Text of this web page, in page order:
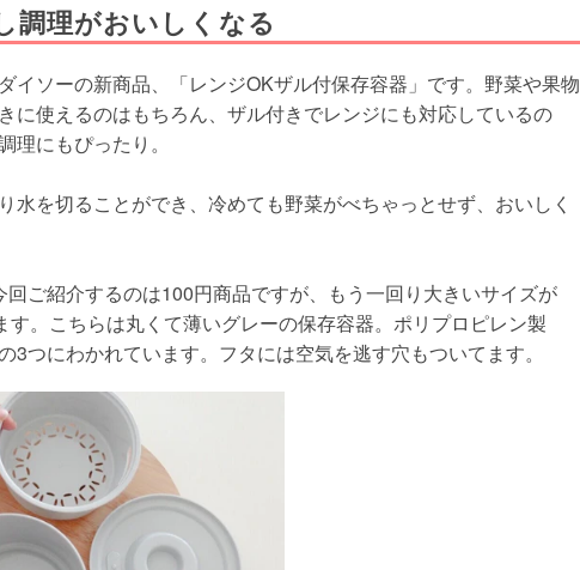
調理がおいしくなる
イソーの新商品、「レンジOKザル付保存容器」です。野菜や果物
に使えるのはもちろん、ザル付きでレンジにも対応しているの
理にもぴったり。
水を切ることができ、冷めても野菜がべちゃっとせず、おいしく
ご紹介するのは100円商品ですが、もう一回り大きいサイズが
す。こちらは丸くて薄いグレーの保存容器。ポリプロピレン製
3つにわかれています。フタには空気を逃す穴もついてます。